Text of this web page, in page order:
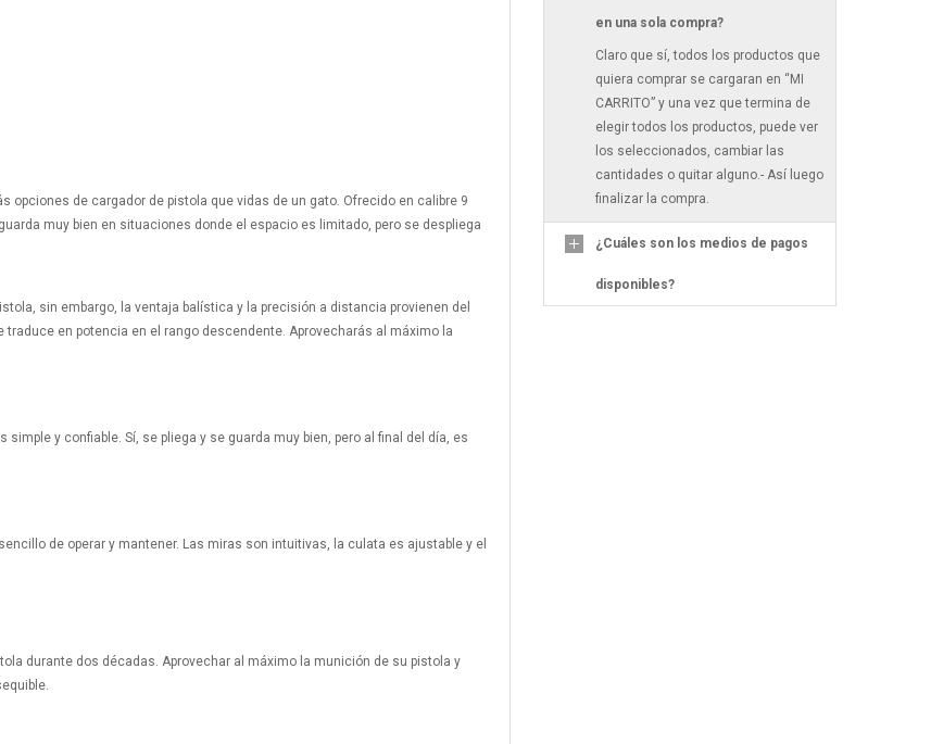
de cargador de pistola que vidas de un gato. Ofrecido en calibre 9
muy bien en situaciones donde el espacio es limitado, pero se despliega
sin embargo, la ventaja balística y la precisión a distancia provienen del
en potencia en el rango descendente. Aprovecharás al máximo la
y confiable. Sí, se pliega y se guarda muy bien, pero al final del día, es
de operar y mantener. Las miras son intuitivas, la culata es ajustable y el
durante dos décadas. Aprovechar al máximo la munición de su pistola y
en una sola compra?
Claro que sí, todos los productos que
quiera comprar se cargaran en “MI
CARRITO” y una vez que termina de
elegir todos los productos, puede ver
los seleccionados, cambiar las
cantidades o quitar alguno.- Así luego
finalizar la compra.
¿Cuáles son los medios de pagos
disponibles?